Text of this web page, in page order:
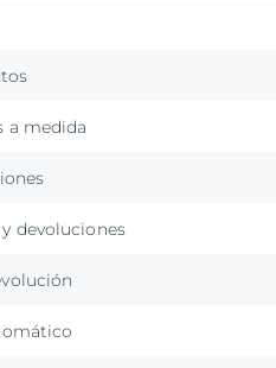
a medida
devoluciones